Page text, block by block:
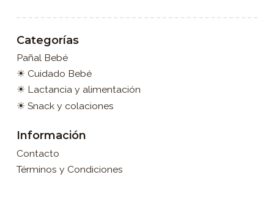
Categorías
Pañal Bebé
☀ Cuidado Bebé
☀ Lactancia y alimentación
☀ Snack y colaciones
Información
Contacto
Términos y Condiciones